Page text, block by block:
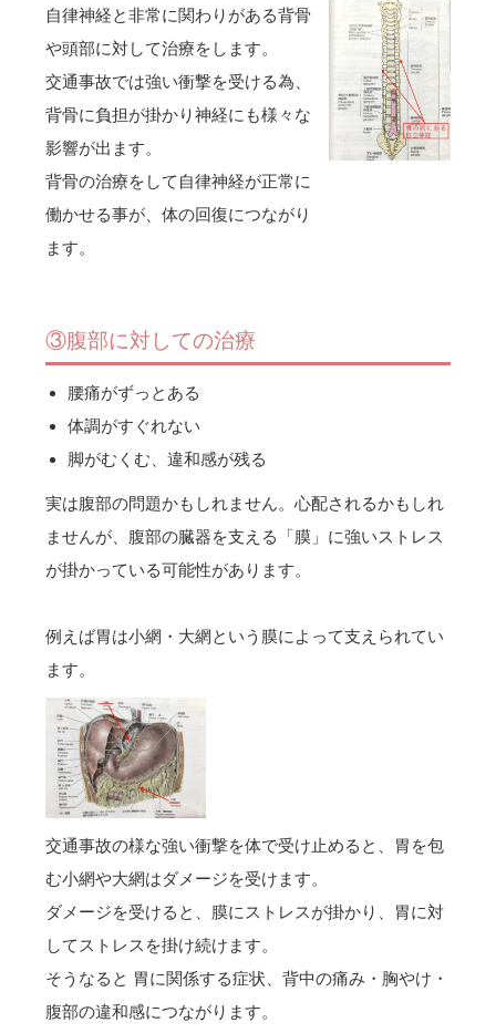
自律神経と非常に関わりがある背骨
や頭部に対して治療をします。
交通事故では強い衝撃を受ける為、
背骨に負担が掛かり神経にも様々な
影響が出ます。
背骨の治療をして自律神経が正常に
働かせる事が、体の回復につながり
ます。
③腹部に対しての治療
腰痛がずっとある
体調がすぐれない
脚がむくむ、違和感が残る
実は腹部の問題かもしれません。心配されるかもしれ
ませんが、腹部の臓器を支える「膜」に強いストレス
が掛かっている可能性があります。
例えば胃は小網・大網という膜によって支えられてい
ます。
交通事故の様な強い衝撃を体で受け止めると、胃を包
む小網や大網はダメージを受けます。
ダメージを受けると、膜にストレスが掛かり、胃に対
してストレスを掛け続けます。
そうなると 胃に関係する症状、背中の痛み・胸やけ・
腹部の違和感につながります。